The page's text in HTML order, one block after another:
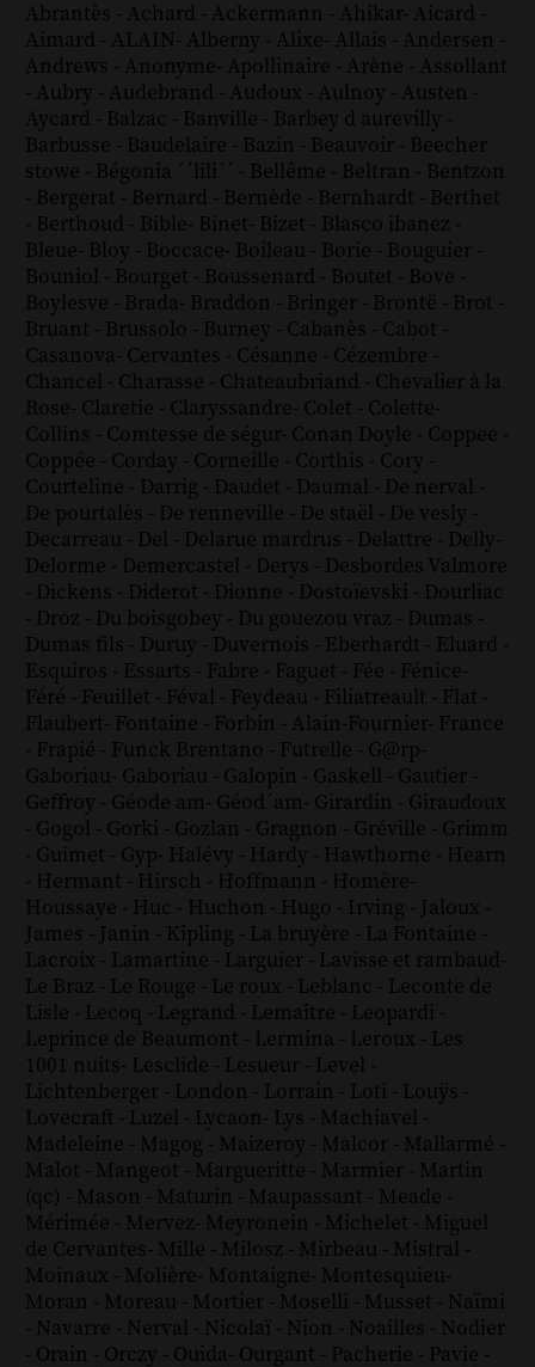
Abrantès - Achard - Ackermann - Ahikar- Aicard -
Aimard - ALAIN- Alberny - Alixe- Allais - Andersen -
Andrews - Anonyme- Apollinaire - Arène - Assollant
- Aubry - Audebrand - Audoux - Aulnoy - Austen -
Aycard - Balzac - Banville - Barbey d aurevilly -
Barbusse - Baudelaire - Bazin - Beauvoir - Beecher
stowe - Bégonia ´´lili´´ - Bellême - Beltran - Bentzon
- Bergerat - Bernard - Bernède - Bernhardt - Berthet
- Berthoud - Bible- Binet- Bizet - Blasco ibanez -
Bleue- Bloy - Boccace- Boileau - Borie - Bouguier -
Bouniol - Bourget - Boussenard - Boutet - Bove -
Boylesve - Brada- Braddon - Bringer - Brontë - Brot -
Bruant - Brussolo - Burney - Cabanès - Cabot -
Casanova- Cervantes - Césanne - Cézembre -
Chancel - Charasse - Chateaubriand - Chevalier à la
Rose- Claretie - Claryssandre- Colet - Colette-
Collins - Comtesse de ségur- Conan Doyle - Coppee -
Coppée - Corday - Corneille - Corthis - Cory -
Courteline - Darrig - Daudet - Daumal - De nerval -
De pourtalès - De renneville - De staël - De vesly -
Decarreau - Del - Delarue mardrus - Delattre - Delly-
Delorme - Demercastel - Derys - Desbordes Valmore
- Dickens - Diderot - Dionne - Dostoïevski - Dourliac
- Droz - Du boisgobey - Du gouezou vraz - Dumas -
Dumas fils - Duruy - Duvernois - Eberhardt - Eluard -
Esquiros - Essarts - Fabre - Faguet - Fée - Fénice-
Féré - Feuillet - Féval - Feydeau - Filiatreault - Flat -
Flaubert- Fontaine - Forbin - Alain-Fournier- France
- Frapié - Funck Brentano - Futrelle - G@rp-
Gaboriau- Gaboriau - Galopin - Gaskell - Gautier -
Geffroy - Géode am- Géod´am- Girardin - Giraudoux
- Gogol - Gorki - Gozlan - Gragnon - Gréville - Grimm
- Guimet - Gyp- Halévy - Hardy - Hawthorne - Hearn
- Hermant - Hirsch - Hoffmann - Homère-
Houssaye - Huc - Huchon - Hugo - Irving - Jaloux -
James - Janin - Kipling - La bruyère - La Fontaine -
Lacroix - Lamartine - Larguier - Lavisse et rambaud-
Le Braz - Le Rouge - Le roux - Leblanc - Leconte de
Lisle - Lecoq - Legrand - Lemaître - Leopardi -
Leprince de Beaumont - Lermina - Leroux - Les
1001 nuits- Lesclide - Lesueur - Level -
Lichtenberger - London - Lorrain - Loti - Louÿs -
Lovecraft - Luzel - Lycaon- Lys - Machiavel -
Madeleine - Magog - Maizeroy - Malcor - Mallarmé -
Malot - Mangeot - Margueritte - Marmier - Martin
(qc) - Mason - Maturin - Maupassant - Meade -
Mérimée - Mervez- Meyronein - Michelet - Miguel
de Cervantes- Mille - Milosz - Mirbeau - Mistral -
Moinaux - Molière- Montaigne- Montesquieu-
Moran - Moreau - Mortier - Moselli - Musset - Naïmi
- Navarre - Nerval - Nicolaï - Nion - Noailles - Nodier
- Orain - Orczy - Ouida- Ourgant - Pacherie - Pavie -